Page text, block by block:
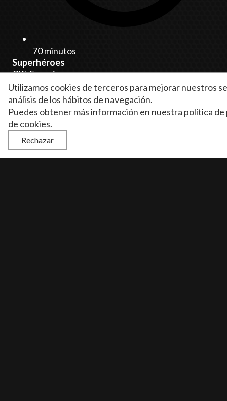
70 minutos
Superhéroes
Gift Experience
Privacy Policy Cookie PolicyTerms of use
Web desarrollada por
Utilizamos cookies de terceros para mejorar nuestros
análisis de los hábitos de navegación.
Puedes obtener más información en nuestra política de
de cookies.
Rechazar